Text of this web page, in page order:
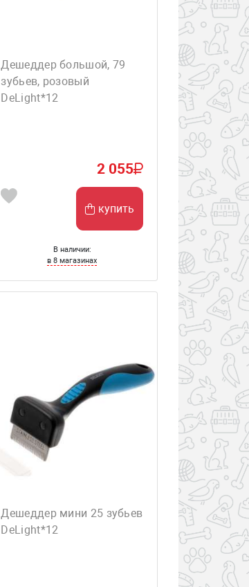
Дешеддер большой, 79
зубьев, розовый
DeLight*12
2 055
купить
В наличии:
в 8 магазинах
Дешеддер мини 25 зубьев
DeLight*12